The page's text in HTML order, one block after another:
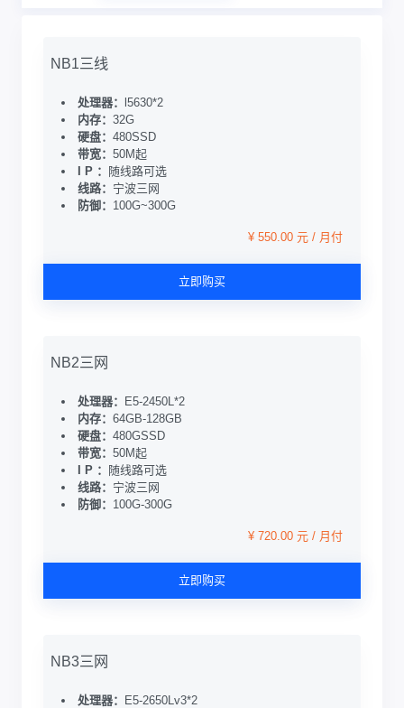
NB1三线
处理器：
l5630*2
内存： 32G
硬盘： 480SSD
带宽： 50M起
I P ：
随线路可选
线路： 宁波三网
防御： 100G~300G
¥ 550.00 元 / 月付
立即购买
NB2三网
处理器：
E5-2450L*2
内存： 64GB-128GB
硬盘： 480GSSD
带宽： 50M起
I P ：
随线路可选
线路： 宁波三网
防御： 100G-300G
¥ 720.00 元 / 月付
立即购买
NB3三网
处理器：
E5-2650Lv3*2